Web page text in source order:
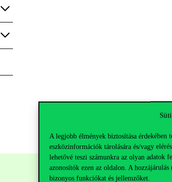
A legjobb élmények biztosítása
eszközinformációk tárolására és/vagy
lehetővé teszi számunkra az olyan adatok
azonosítók ezen az oldalon. A hozzájárulás
bizonyos funkciókat és jellemzőket.